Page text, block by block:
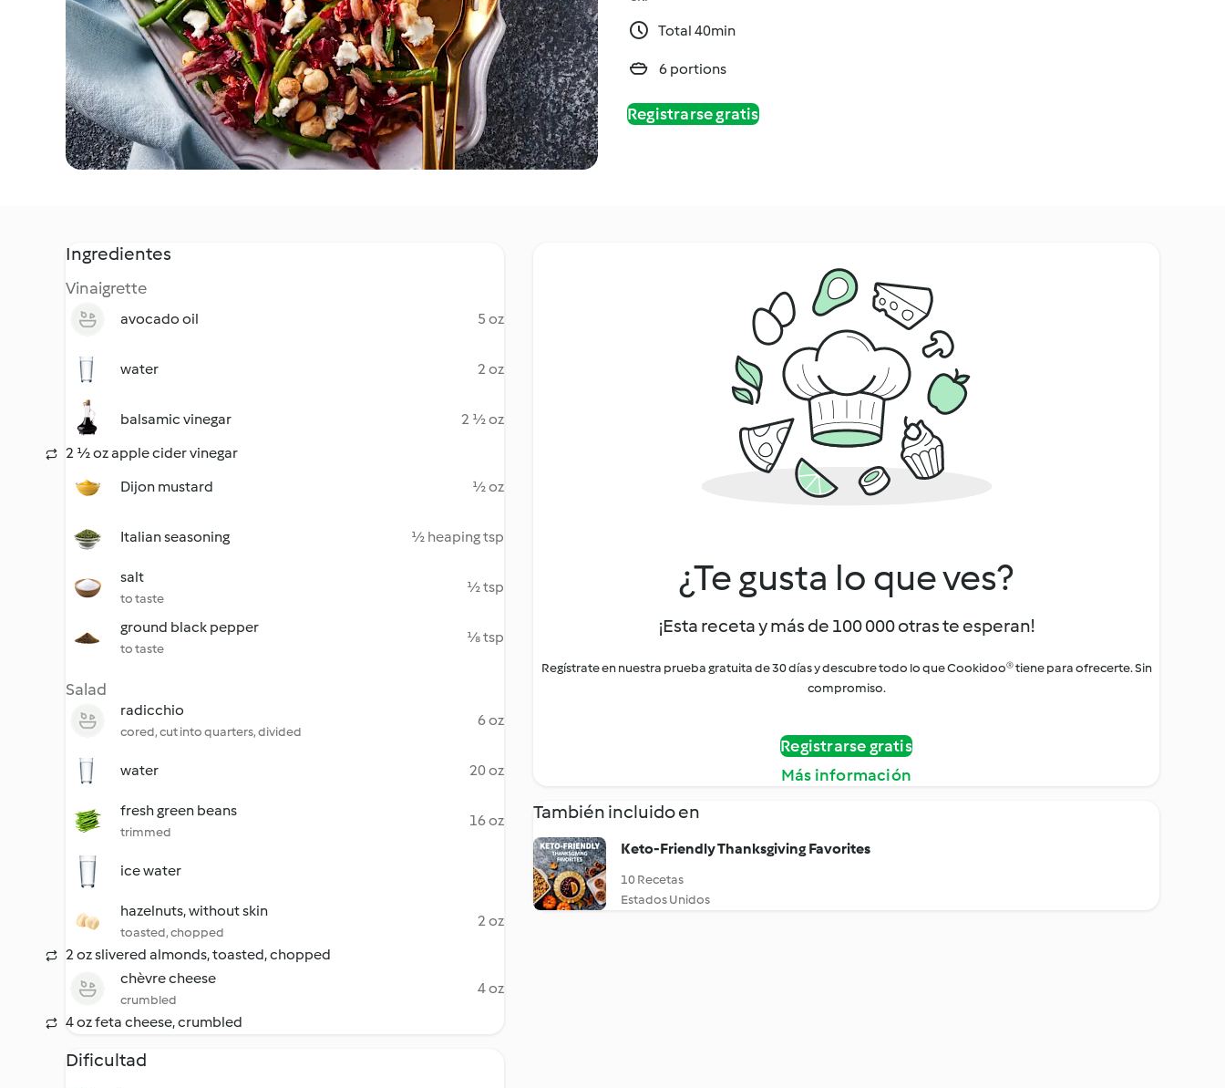
Total 40min
6 portions
Registrarse gratis
Ingredientes
Vinaigrette
avocado oil 5 oz
water 2 oz
balsamic vinegar
2 ½ oz
2 ½ oz apple cider vinegar
Dijon mustard
½ oz
Italian seasoning ½ heaping tsp
salt
to taste
½ tsp
ground black pepper
to taste
⅛ tsp
Salad
radicchio
cored, cut into quarters, divided
6 oz
water 20 oz
fresh green beans
trimmed
16 oz
ice water
hazelnuts, without skin
toasted, chopped
2 oz
2 oz slivered almonds, toasted, chopped
chèvre cheese
crumbled
4 oz
4 oz feta cheese, crumbled
Dificultad
¿Te gusta lo que ves?
¡Esta receta y más de 100 000 otras te esperan!
Regístrate en nuestra prueba gratuita de 30 días y descubre todo lo que Cookidoo® tiene para ofrecerte. Sin
compromiso.
Registrarse gratis
Más información
También incluido en
Keto-Friendly Thanksgiving Favorites
10 Recetas
Estados Unidos